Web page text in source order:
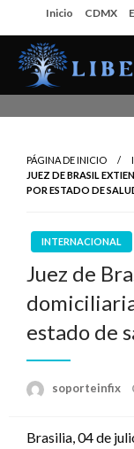
al
contenido
Inicio CDMX
PÁGINA DE INICIO
JUEZ DE BRASIL
POR ESTADO DE
INTERNACIONAL
Juez de
estado de
soporteinfix
Brasilia, 04 de